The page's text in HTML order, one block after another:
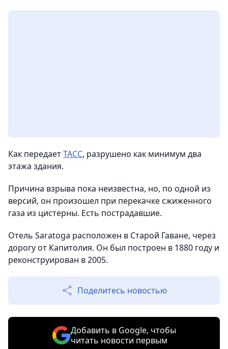
Как передаетТАСС, разрушено как минимум два
этажа здания.
Причина взрыва пока неизвестна, но, по одной из
версий, он произошел при перекачке сжиженного
газа из цистерны. Есть пострадавшие.
Отель Saratoga расположен в Старой Гаване, через
дорогу от Капитолия. Он был построен в 1880 году и
реконструирован в 2005.
Поделитесь новостью
Добавить в Google, чтобы
читать новости первым